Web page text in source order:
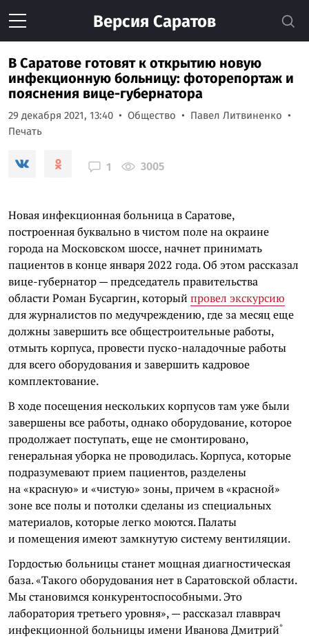
Версия Саратов
В Саратове готовят к открытию новую
инфекционную больницу: фоторепортаж и
пояснения вице-губернатора
29 декабря 2021, 13:40 Общество
Павел Литвиненко
Печать
1 3005
Новая инфекционная больница в Саратове,
построенная буквально в чистом поле на окраине
города на Московском шоссе, начнет принимать
пациентов в конце января 2022 года. Об этом рассказал
вице-губернатор — председатель правительства
области Роман Бусаргин, который провел экскурсию
для журналистов по медучреждению, где за месяц еще
должны завершить все общестроительные работы,
отмыть корпуса, провести пуско-наладочные работы
для всего оборудования и завершить кадровое
комплектование.
В ходе посещения нескольких корпусов там уже были
завершены все работы, однако оборудование, которое
продолжает поступать, еще не смонтировано,
генеральная уборка не проводилась. Корпуса, которые
подразумевают прием пациентов, разделены
на «красную» и «чистую» зоны, причем в «красной»
зоне все полы и потолки сделаны из специальных
материалов, которые легко моются. Палаты
и помещения имеют замкнутую систему вентиляции.
Гордостью больницы станет мощная диагностическая
база. «Такого оборудования нет в Саратовской области.
Мы становимся конкурентоспособными. Это
лаборатория третьего уровня», — рассказал главврач
инфекционной больницы имени Иванова Дмитрий*